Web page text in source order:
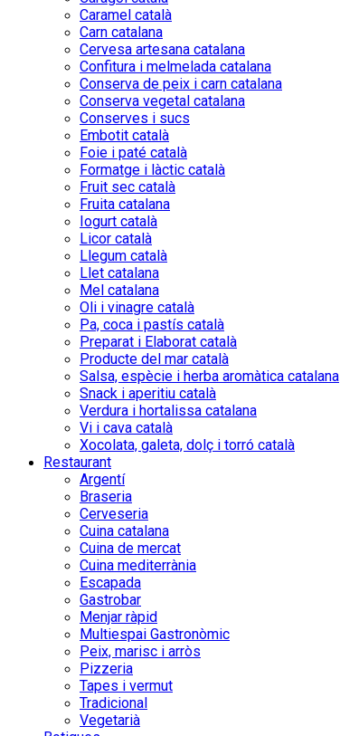
Caramel català
Carn catalana
Cervesa artesana catalana
Confitura i melmelada catalana
Conserva de peix i carn catalana
Conserva vegetal catalana
Conserves i sucs
Embotit català
Foie i paté català
Formatge i làctic català
Fruit sec català
Fruita catalana
Iogurt català
Licor català
Llegum català
Llet catalana
Mel catalana
Oli i vinagre català
Pa, coca i pastís català
Preparat i Elaborat català
Producte del mar català
Salsa, espècie i herba aromàtica catalana
Snack i aperitiu català
Verdura i hortalissa catalana
Vi i cava català
Xocolata, galeta, dolç i torró català
Restaurant
Argentí
Braseria
Cerveseria
Cuina catalana
Cuina de mercat
Cuina mediterrània
Escapada
Gastrobar
Menjar ràpid
Multiespai Gastronòmic
Peix, marisc i arròs
Pizzeria
Tapes i vermut
Tradicional
Vegetarià